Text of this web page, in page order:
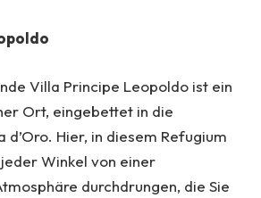
Villa Principe Leopoldo ist ein
Ort, eingebettet in die
d’Oro. Hier, in diesem Refugium
Winkel von einer
durchdrungen, die Sie